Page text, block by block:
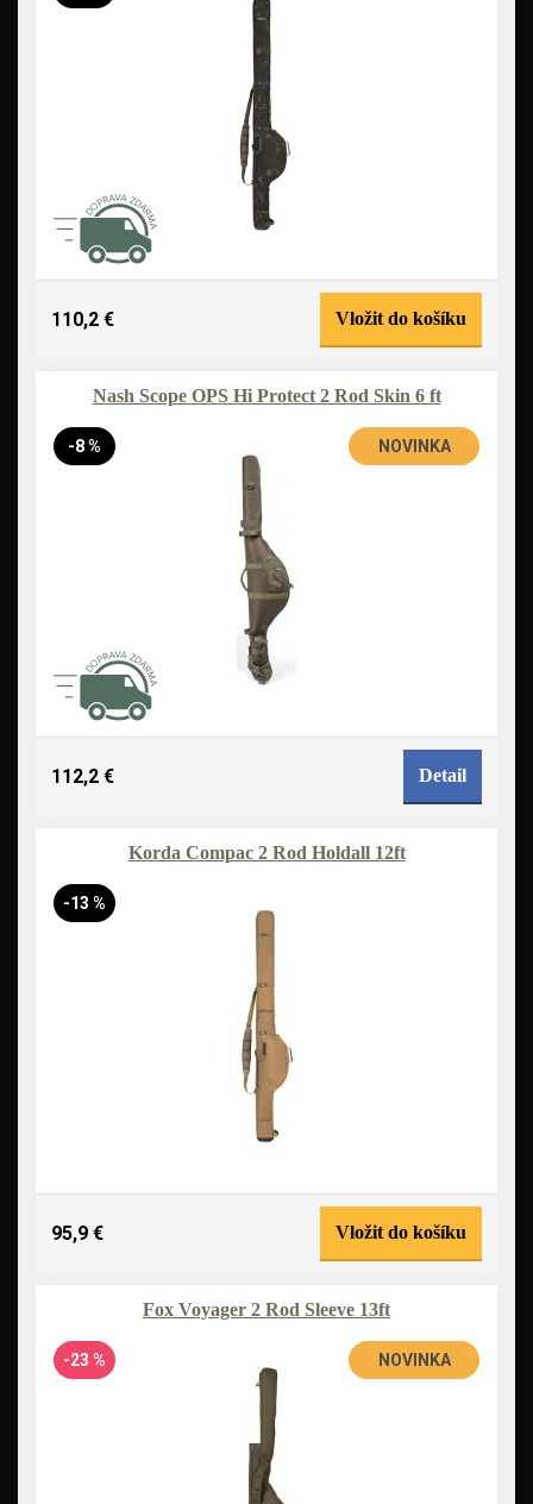
110,2 € Vložit do košíku
Nash Scope OPS Hi Protect 2 Rod Skin 6 ft
-8 % NOVINKA
112,2 € Detail
Korda Compac 2 Rod Holdall 12ft
-13 %
95,9 € Vložit do košíku
Fox Voyager 2 Rod Sleeve 13ft
-23 % NOVINKA